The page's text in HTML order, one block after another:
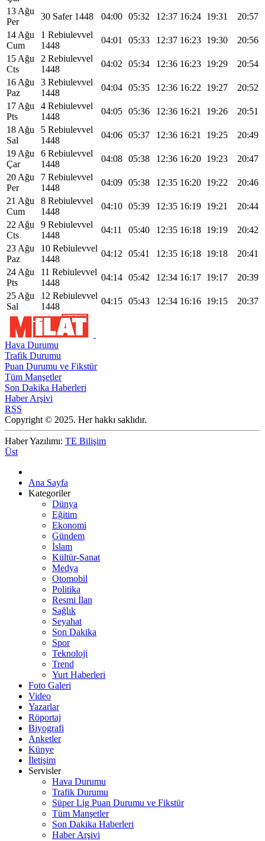
13 Ağu
Per
30 Safer 1448 04:00 05:32 12:37 16:24 19:31
20:57
14 Ağu
Cum
1 Rebiulevvel
1448
04:01 05:33 12:37 16:23 19:30
20:56
15 Ağu
Cts
2 Rebiulevvel
1448
04:02 05:34 12:36 16:23 19:29
20:54
16 Ağu
Paz
3 Rebiulevvel
1448
04:04 05:35 12:36 16:22 19:27
20:52
17 Ağu
Pts
4 Rebiulevvel
1448
04:05 05:36 12:36 16:21 19:26
20:51
18 Ağu
Sal
5 Rebiulevvel
1448
04:06 05:37 12:36 16:21 19:25
20:49
19 Ağu
Çar
6 Rebiulevvel
1448
04:08 05:38 12:36 16:20 19:23
20:47
20 Ağu
Per
7 Rebiulevvel
1448
04:09 05:38 12:35 16:20 19:22
20:46
21 Ağu
Cum
8 Rebiulevvel
1448
04:10 05:39 12:35 16:19 19:21
20:44
22 Ağu
Cts
9 Rebiulevvel
1448
04:11 05:40 12:35 16:18 19:19
20:42
23 Ağu
Paz
10 Rebiulevvel
1448
04:12 05:41 12:35 16:18 19:18
20:41
24 Ağu
Pts
11 Rebiulevvel
1448
04:14 05:42 12:34 16:17 19:17
20:39
25 Ağu
Sal
12 Rebiulevvel
1448
04:15 05:43 12:34 16:16 19:15 20:37
Hava Durumu
Trafik Durumu
Puan Durumu ve Fikstür
Tüm Manşetler
Son Dakika Haberleri
Haber Arşivi
RSS
Copyright © 2025. Her hakkı saklıdır.
Haber Yazılımı: TE Bilişim
Üst
Ana Sayfa
Kategoriler
Dünya
Eğitim
Ekonomi
Gündem
İslam
Kültür-Sanat
Medya
Otomobil
Politika
Resmi İlan
Sağlık
Seyahat
Son Dakika
Spor
Teknoloji
Trend
Yurt Haberleri
Foto Galeri
Video
Yazarlar
Röportaj
Biyografi
Anketler
Künye
İletişim
Servisler
Hava Durumu
Trafik Durumu
Süper Lig Puan Durumu ve Fikstür
Tüm Manşetler
Son Dakika Haberleri
Haber Arşivi